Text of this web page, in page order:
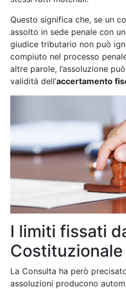
Questo significa che, se un
assolto in sede penale con
giudice tributario non può
compiuto nel processo
altre parole, l’assoluzione
validità dell’accertamento
I limiti fissati
Costituzionale
La Consulta ha però
assoluzioni producono